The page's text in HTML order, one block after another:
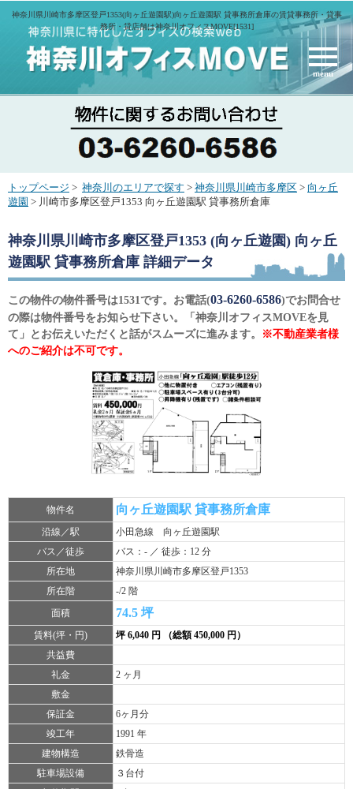
神奈川県川崎市多摩区登戸1353(向ヶ丘遊園駅)向ヶ丘遊園駅 貸事務所倉庫の賃貸事務所・貸事
務所・貸店舗は神奈川オフィスMOVE[1531]
menu
トップページ > 神奈川のエリアで探す > 神奈川県川崎市多摩区 > 向ヶ丘
遊園 > 川崎市多摩区登戸1353 向ヶ丘遊園駅 貸事務所倉庫
神奈川県川崎市多摩区登戸1353 (向ヶ丘遊園) 向ヶ丘
遊園駅 貸事務所倉庫 詳細データ
この物件の物件番号は1531です。お電話(03-6260-6586)でお問合せ
の際は物件番号をお知らせ下さい。「神奈川オフィスMOVEを見
て」とお伝えいただくと話がスムーズに進みます。
※不動産業者様
へのご紹介は不可です。
物件名 向ヶ丘遊園駅 貸事務所倉庫
沿線／駅
小田急線 向ヶ丘遊園駅
バス／徒歩
バス：- ／ 徒歩：12 分
所在地
神奈川県川崎市多摩区登戸1353
所在階
-/2 階
面積
74.5 坪
賃料(坪・円)
坪 6,040 円 （総額 450,000 円）
共益費
礼金
2 ヶ月
敷金
保証金
6ヶ月分
竣工年
1991 年
建物構造
鉄骨造
駐車場設備
３台付